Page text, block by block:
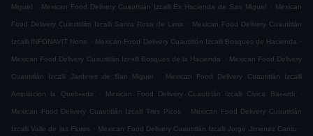
Miguel . Mexican Food Delivery Cuautitlán Izcalli Ex Hacienda de San Miguel . Mexican
Food Delivery Cuautitlán Izcalli Santa Rosa de Lima . Mexican Food Delivery Cuautitlán
Izcalli INFONAVIT Norte . Mexican Food Delivery Cuautitlán Izcalli Bosques de Hacienda .
Mexican Food Delivery Cuautitlán Izcalli Bosques de la Hacienda . Mexican Food Delivery
Cuautitlán Izcalli Jardines de San Miguel . Mexican Food Delivery Cuautitlán Izcalli
Ampliacion la Quebrada . Mexican Food Delivery Cuautitlán Izcalli Civica Bacardi .
Mexican Food Delivery Cuautitlán Izcalli Tres Picos . Mexican Food Delivery Cuautitlán
Izcalli Valle de las Flores . Mexican Food Delivery Cuautitlán Izcalli Jorge Jimenez Cantu .